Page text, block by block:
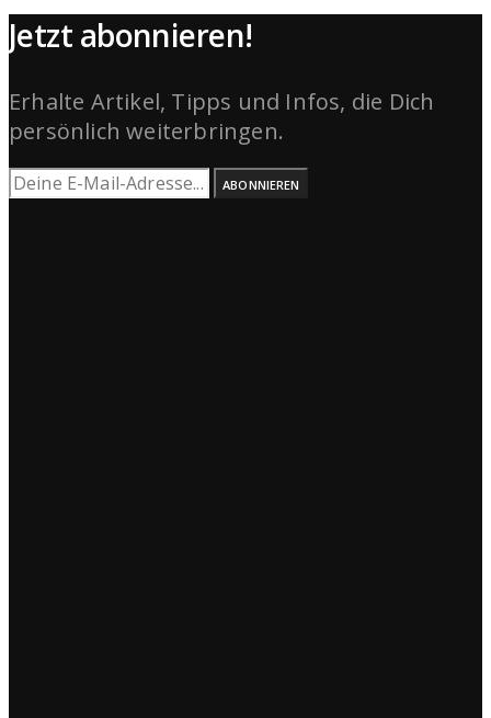
Jetzt abonnieren!
Erhalte Artikel, Tipps und Infos, die Dich
persönlich weiterbringen.
ABONNIEREN